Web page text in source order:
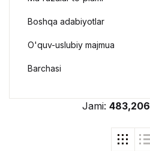
Jami: 483,206
Boshqa adabiyotlar
O'quv-uslubiy majmua
Barchasi